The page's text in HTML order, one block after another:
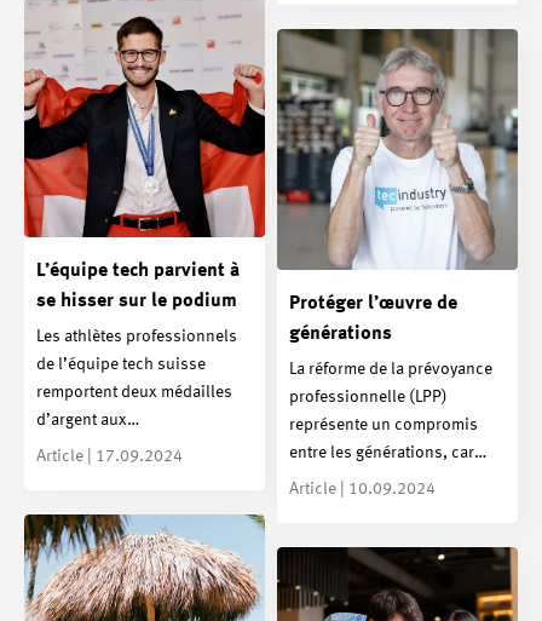
L’équipe tech parvient à
se hisser sur le podium
Les athlètes professionnels
de l’équipe tech suisse
remportent deux médailles
d’argent aux…
Article | 17.09.2024
Protéger l’œuvre de
générations
La réforme de la prévoyance
professionnelle (LPP)
représente un compromis
entre les générations, car…
Article | 10.09.2024